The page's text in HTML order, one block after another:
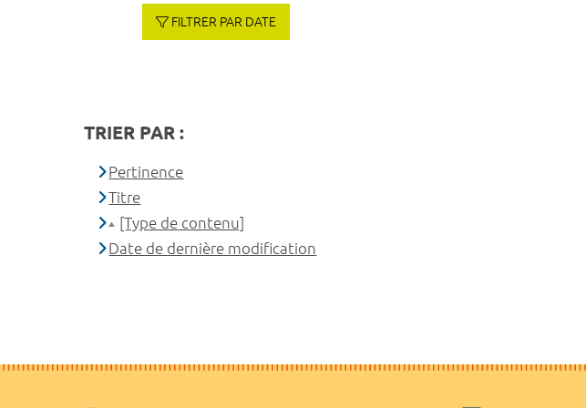
FILTRER PAR DATE
TRIER PAR :
Pertinence
Titre
[Type de contenu]
Date de dernière modification